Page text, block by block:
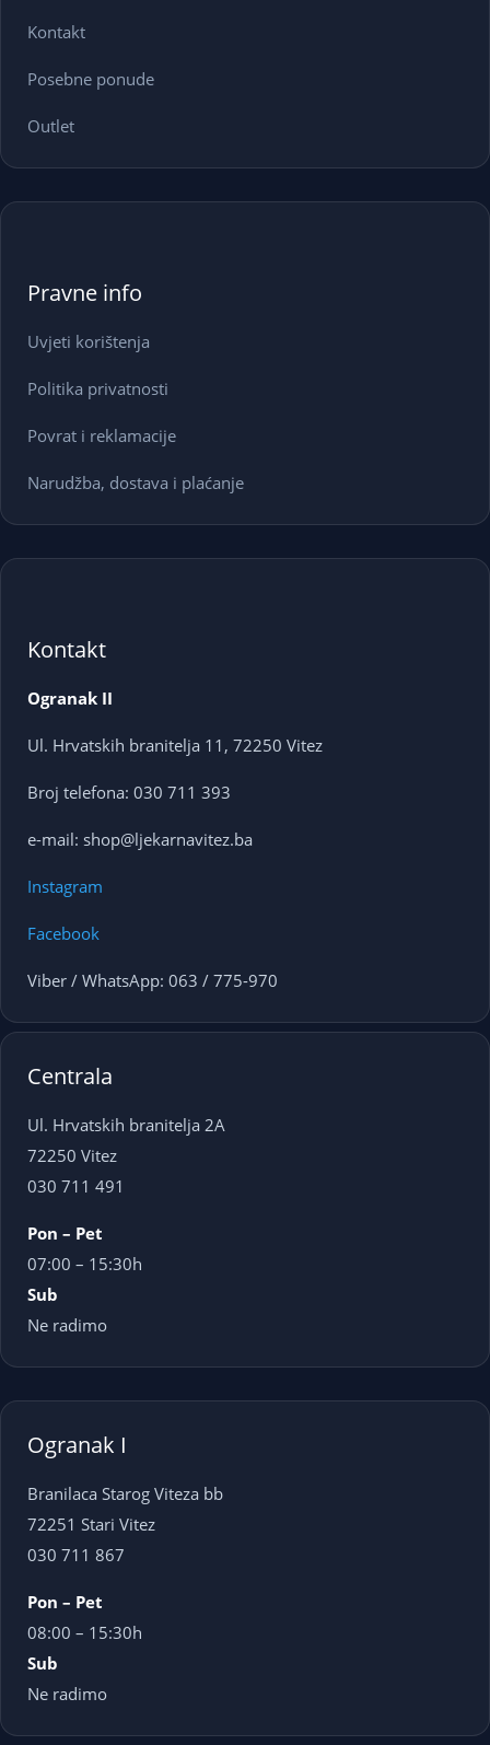
Kontakt
Posebne ponude
Outlet
Pravne info
Uvjeti korištenja
Politika privatnosti
Povrat i reklamacije
Narudžba, dostava i plaćanje
Kontakt
Ogranak II
Ul. Hrvatskih branitelja 11, 72250 Vitez
Broj telefona: 030 711 393
e-mail: shop@ljekarnavitez.ba
Instagram
Facebook
Viber / WhatsApp: 063 / 775-970
Centrala
Ul. Hrvatskih branitelja 2A
72250 Vitez
030 711 491
Pon – Pet
07:00 – 15:30h
Sub
Ne radimo
Ogranak I
Branilaca Starog Viteza bb
72251 Stari Vitez
030 711 867
Pon – Pet
08:00 – 15:30h
Sub
Ne radimo